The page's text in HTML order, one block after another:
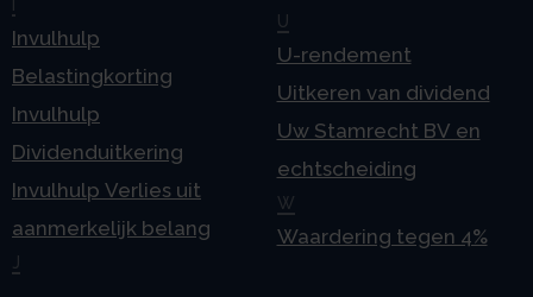
Invulhulp
Belastingkorting
Invulhulp
Dividenduitkering
Invulhulp Verlies uit
aanmerkelijk belang
U
U-rendement
Uitkeren van dividend
Uw Stamrecht BV en
echtscheiding
W
Waardering tegen 4%